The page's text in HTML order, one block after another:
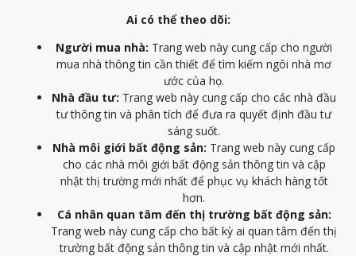
Ai có thể theo dõi:
Người mua nhà: Trang web này cung cấp cho người
mua nhà thông tin cần thiết để tìm kiếm ngôi nhà mơ
ước của họ.
Nhà đầu tư: Trang web này cung cấp cho các nhà đầu
tư thông tin và phân tích để đưa ra quyết định đầu tư
sáng suốt.
Nhà môi giới bất động sản: Trang web này cung cấp
cho các nhà môi giới bất động sản thông tin và cập
nhật thị trường mới nhất để phục vụ khách hàng tốt
hơn.
Cá nhân quan tâm đến thị trường bất động sản:
Trang web này cung cấp cho bất kỳ ai quan tâm đến thị
trường bất động sản thông tin và cập nhật mới nhất.